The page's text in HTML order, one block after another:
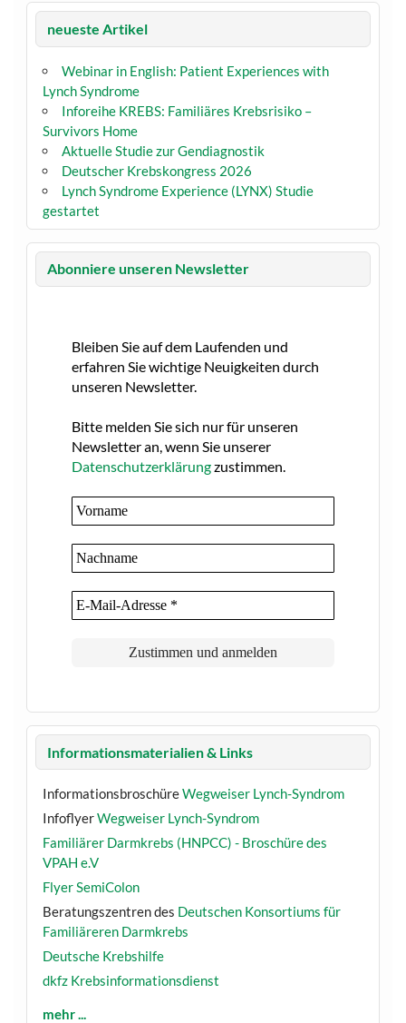
neueste Artikel
Webinar in English: Patient Experiences with
Lynch Syndrome
Inforeihe KREBS: Familiäres Krebsrisiko –
Survivors Home
Aktuelle Studie zur Gendiagnostik
Deutscher Krebskongress 2026
Lynch Syndrome Experience (LYNX) Studie
gestartet
Abonniere unseren Newsletter
Bleiben Sie auf dem Laufenden und
erfahren Sie wichtige Neuigkeiten durch
unseren Newsletter.
Bitte melden Sie sich nur für unseren
Newsletter an, wenn Sie unserer
Datenschutzerklärungzustimmen.
Informationsmaterialien & Links
InformationsbroschüreWegweiser Lynch-Syndrom
InfoflyerWegweiser Lynch-Syndrom
Familiärer Darmkrebs (HNPCC) - Broschüre des
VPAH e.V
Flyer SemiColon
Beratungszentren des Deutschen Konsortiums für
Familiäreren Darmkrebs
Deutsche Krebshilfe
dkfz Krebsinformationsdienst
mehr ...